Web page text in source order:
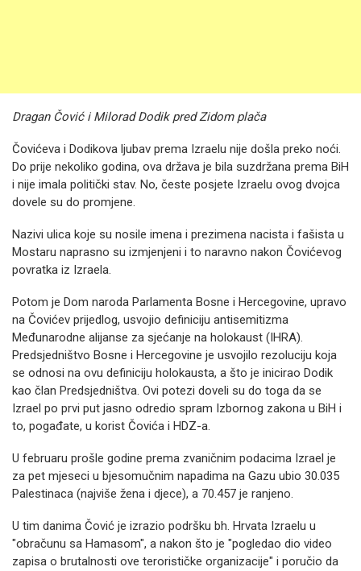
Dragan Čović i Milorad Dodik pred Zidom plača
Čovićeva i Dodikova ljubav prema Izraelu nije došla preko noći.
Do prije nekoliko godina, ova država je bila suzdržana prema BiH
i nije imala politički stav. No, česte posjete Izraelu ovog dvojca
dovele su do promjene.
Nazivi ulica koje su nosile imena i prezimena nacista i fašista u
Mostaru naprasno su izmjenjeni i to naravno nakon Čovićevog
povratka iz Izraela.
Potom je Dom naroda Parlamenta Bosne i Hercegovine, upravo
na Čovićev prijedlog, usvojio definiciju antisemitizma
Međunarodne alijanse za sjećanje na holokaust (IHRA).
Predsjedništvo Bosne i Hercegovine je usvojilo rezoluciju koja
se odnosi na ovu definiciju holokausta, a što je inicirao Dodik
kao član Predsjedništva. Ovi potezi doveli su do toga da se
Izrael po prvi put jasno odredio spram Izbornog zakona u BiH i
to, pogađate, u korist Čovića i HDZ-a.
U februaru prošle godine prema zvaničnim podacima Izrael je
za pet mjeseci u bjesomučnim napadima na Gazu ubio 30.035
Palestinaca (najviše žena i djece), a 70.457 je ranjeno.
U tim danima Čović je izrazio podršku bh. Hrvata Izraelu u
"obračunu sa Hamasom", a nakon što je "pogledao dio video
zapisa o brutalnosti ove terorističke organizacije" i poručio da